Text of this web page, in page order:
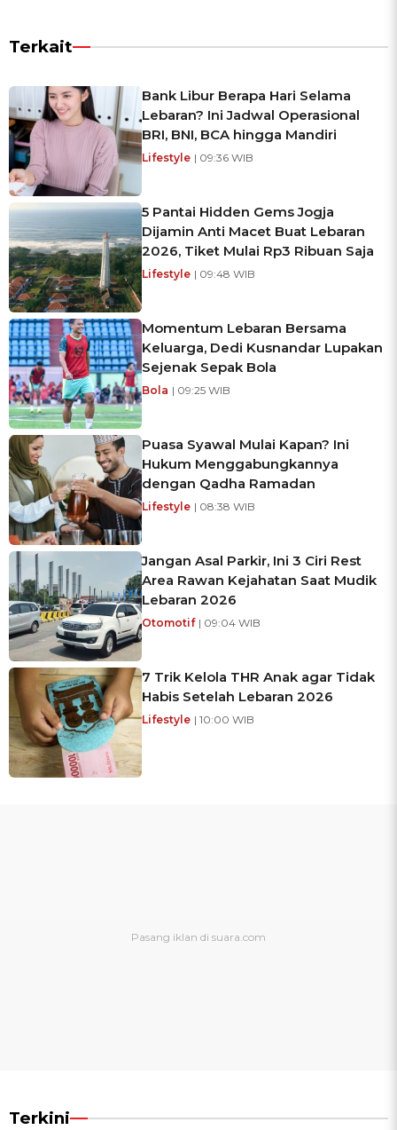
Terkait
Bank Libur Berapa Hari Selama
Lebaran? Ini Jadwal Operasional
BRI, BNI, BCA hingga Mandiri
Lifestyle | 09:36 WIB
5 Pantai Hidden Gems Jogja
Dijamin Anti Macet Buat Lebaran
2026, Tiket Mulai Rp3 Ribuan Saja
Lifestyle | 09:48 WIB
Momentum Lebaran Bersama
Keluarga, Dedi Kusnandar Lupakan
Sejenak Sepak Bola
Bola | 09:25 WIB
Puasa Syawal Mulai Kapan? Ini
Hukum Menggabungkannya
dengan Qadha Ramadan
Lifestyle | 08:38 WIB
Jangan Asal Parkir, Ini 3 Ciri Rest
Area Rawan Kejahatan Saat Mudik
Lebaran 2026
Otomotif | 09:04 WIB
7 Trik Kelola THR Anak agar Tidak
Habis Setelah Lebaran 2026
Lifestyle | 10:00 WIB
Terkini